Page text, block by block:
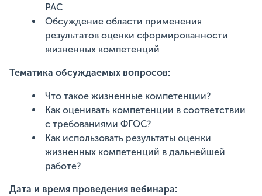
РАС
Обсуждение области применения
результатов оценки сформированности
жизненных компетенций
Тематика обсуждаемых вопросов:
Что такое жизненные компетенции?
Как оценивать компетенции в соответствии
с требованиями ФГОС?
Как использовать результаты оценки
жизненных компетенций в дальнейшей
работе?
Дата и время проведения вебинара: